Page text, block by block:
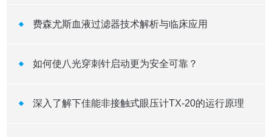
费森尤斯血液过滤器技术解析与临床应用
如何使八光穿刺针启动更为安全可靠？
深入了解下佳能非接触式眼压计TX-20的运行原理